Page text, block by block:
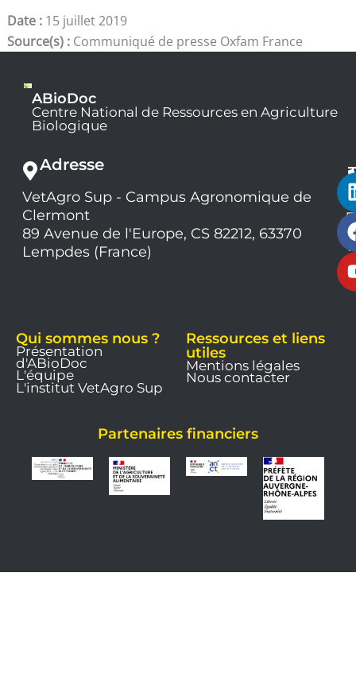
Date : 15 juillet 2019
Source(s) : Communiqué de presse Oxfam France
ABioDoc
Centre National de Ressources en Agriculture
Biologique
Adresse
VetAgro Sup - Campus Agronomique de
Clermont
89 Avenue de l'Europe, CS 82212, 63370
Lempdes (France)
Qui sommes nous ?
Présentation
d'ABioDoc
L'équipe
L'institut VetAgro Sup
Ressources et liens
utiles
Mentions légales
Nous contacter
Partenaires financiers